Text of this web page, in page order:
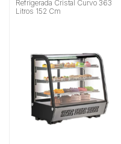
Refrigerada Cristal Curvo 363
Litros 152 Cm